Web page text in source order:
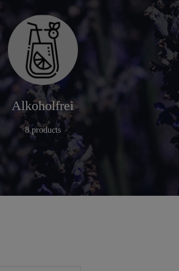
Alkoholfrei
8 products